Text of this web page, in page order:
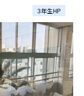
３年生HP